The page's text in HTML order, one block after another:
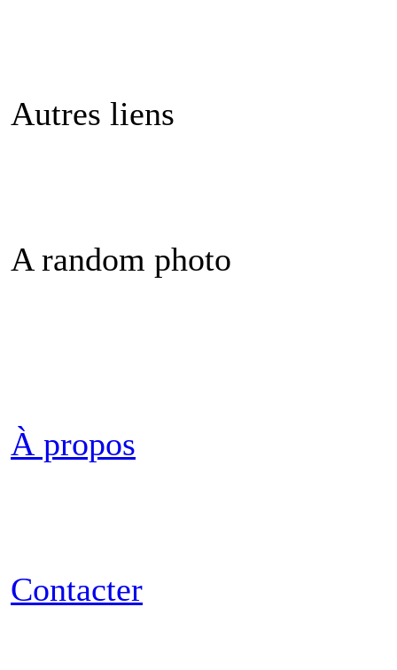
Autres liens
A random photo
À propos
Contacter